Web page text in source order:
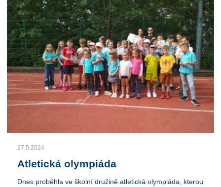
jsme krásný den.
27.5.2024
Atletická olympiáda
Dnes proběhla ve školní družině atletická olympiáda, kterou